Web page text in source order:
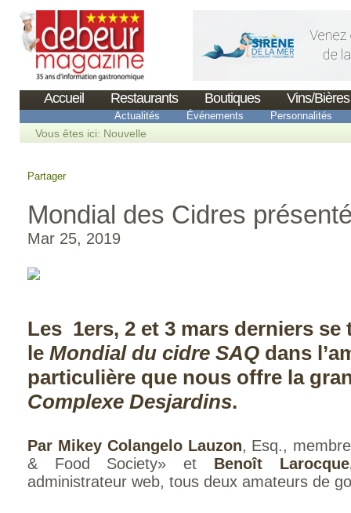
Accueil Restaurants Boutiques Vins/Bières
Actualités Événements Personnalités
Vous êtes ici: Nouvelle
Partager
Mondial des Cidres
Mar 25, 2019
Les 1ers, 2 et 3 mars derniers se
le Mondial du cidre SAQ dans
particulière que nous offre la
Complexe Desjardins.
Par Mikey Colangelo Lauzon, Esq.,
& Food Society» et Benoît
administrateur web, tous deux amateurs de